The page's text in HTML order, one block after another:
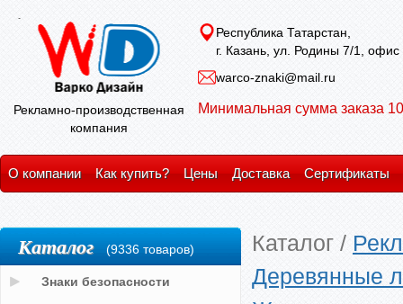
Рекламно-производственная
компания
Республика Татарстан,
г. Казань, ул. Родины 7/1, офис
warco-znaki@mail.ru
Минимальная сумма заказа
О компании Как купить? Цены Доставка Сертификаты
Каталог /
Деревянные
Каталог (9336 товаров)
Знаки безопасности